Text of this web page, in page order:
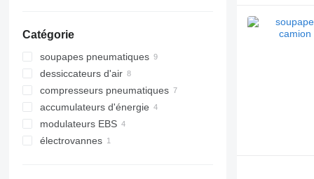
Catégorie
soupapes pneumatiques
dessiccateurs d'air
compresseurs pneumatiques
accumulateurs d'énergie
modulateurs EBS
électrovannes